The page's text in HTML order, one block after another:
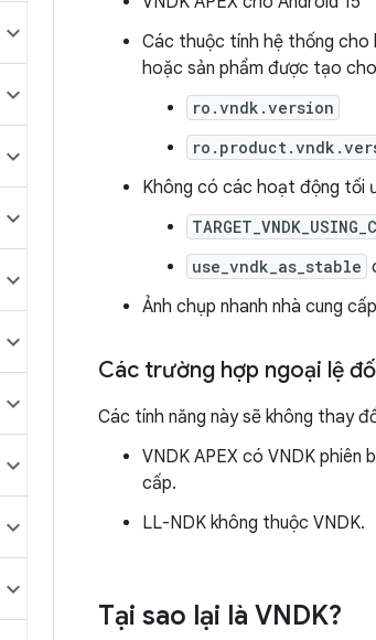
Các thuộc tính hệ thống cho
hoặc sản phẩm được tạo
ro.vndk.version
Không có các hoạt động tối
use_vndk_as_stable
Ảnh chụp nhanh nhà cung
Các trường hợp ngoại lệ
Các tính năng này sẽ không thay
VNDK APEX có VNDK
cấp.
LL-NDK không thuộc VNDK.
Tại sao lại là VNDK?